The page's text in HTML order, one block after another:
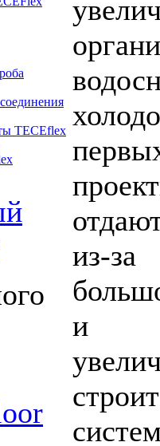
TECEflex
из-
и